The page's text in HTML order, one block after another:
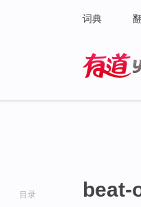
词典
目录 beat-